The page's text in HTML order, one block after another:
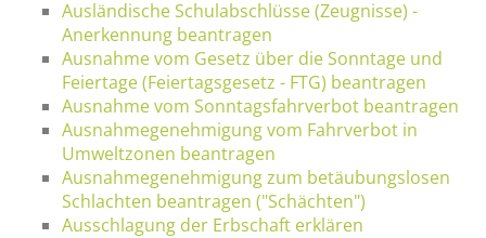
Ausländische Schulabschlüsse (Zeugnisse) -
Anerkennung beantragen
Ausnahme vom Gesetz über die Sonntage und
Feiertage (Feiertagsgesetz - FTG) beantragen
Ausnahme vom Sonntagsfahrverbot beantragen
Ausnahmegenehmigung vom Fahrverbot in
Umweltzonen beantragen
Ausnahmegenehmigung zum betäubungslosen
Schlachten beantragen ("Schächten")
Ausschlagung der Erbschaft erklären